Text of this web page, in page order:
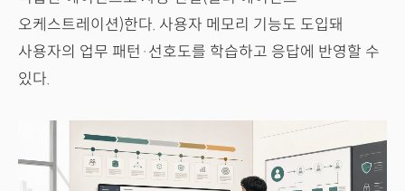
오케스트레이션)한다. 사용자 메모리 기능도 도입돼
사용자의 업무 패턴·선호도를 학습하고 응답에 반영할 수
있다.